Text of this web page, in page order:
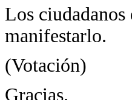
Los
manifestarlo.
(Votación)
Gracias.